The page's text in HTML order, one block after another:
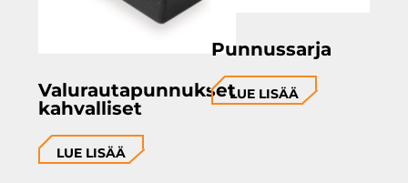
Valurautapunnukset
kahvalliset
LUE LISÄÄ
Punnussarja
LUE LISÄÄ